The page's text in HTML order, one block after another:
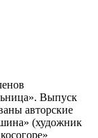
Выпуск
авторские
(художник